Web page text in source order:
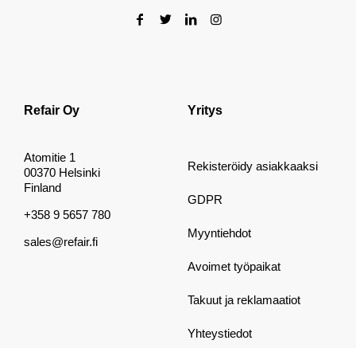
Refair Oy
Atomitie 1
00370 Helsinki
Finland
+358 9 5657 780
sales@refair.fi
Yritys
Rekisteröidy asiakkaaksi
GDPR
Myyntiehdot
Avoimet työpaikat
Takuut ja reklamaatiot
Yhteystiedot